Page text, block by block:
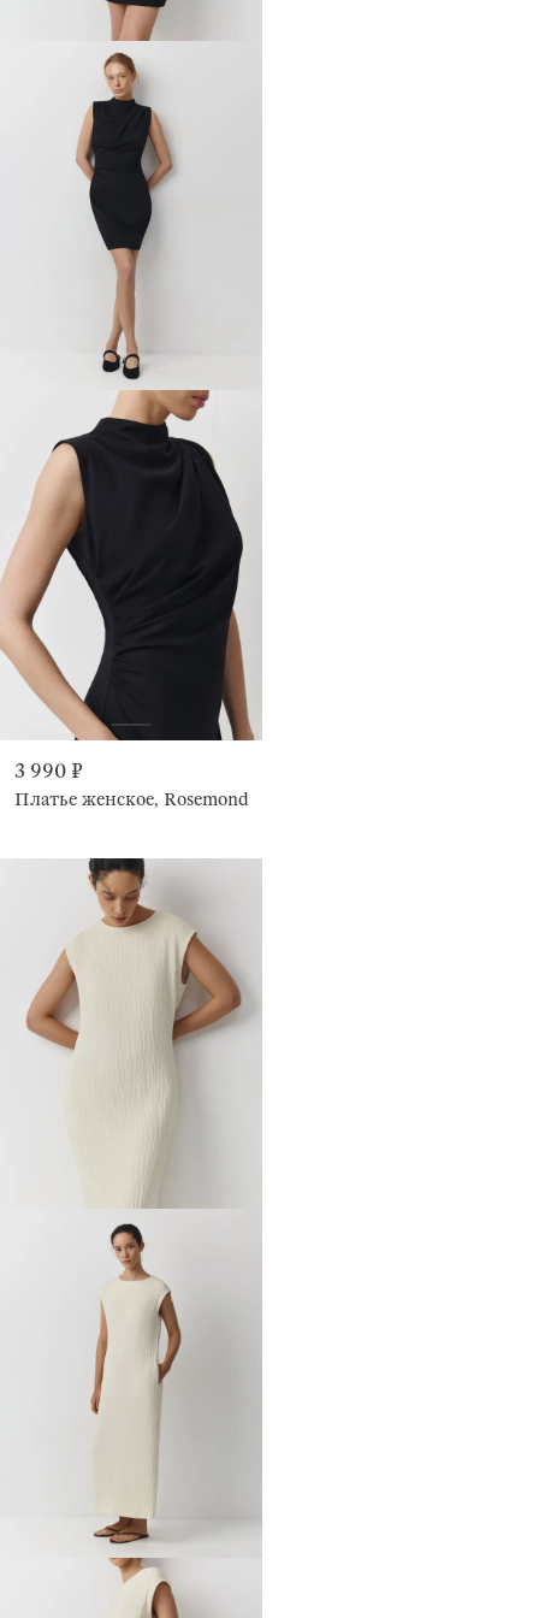
3 990 ₽
Платье женское, Rosemond